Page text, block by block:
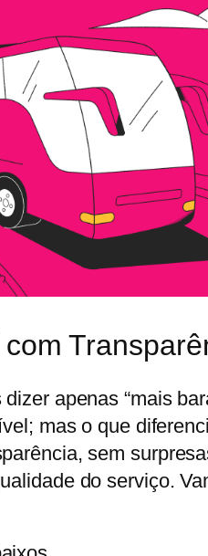
apenas “mais
mas o que
sem
do serviço.